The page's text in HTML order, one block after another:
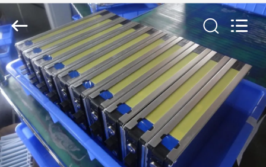
CASA
PRODOTTI
MOSTRA
VR
-
Soundon
New
Energy
Technology
Co,.Ltd..
All
Rights
Reserved.